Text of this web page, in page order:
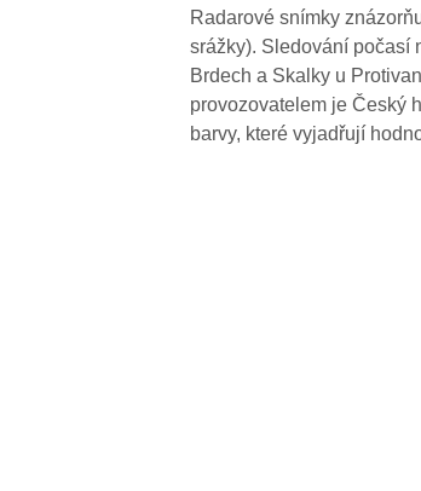
Radarové snímky
srážky). Sledování počasí
Brdech a Skalky u
provozovatelem je Český
barvy, které vyjadřují